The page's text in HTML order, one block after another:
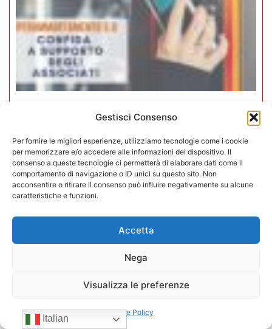
Gestisci Consenso
Per fornire le migliori esperienze, utilizziamo tecnologie come i cookie
per memorizzare e/o accedere alle informazioni del dispositivo. Il
consenso a queste tecnologie ci permetterà di elaborare dati come il
comportamento di navigazione o ID unici su questo sito. Non
acconsentire o ritirare il consenso può influire negativamente su alcune
caratteristiche e funzioni.
Accetta
Nega
Visualizza le preferenze
Cookie Policy
Iperammortamento 5.0. CONFIDA
apre uno sportello dedicato per gli
associati
27/07/2026
Italian